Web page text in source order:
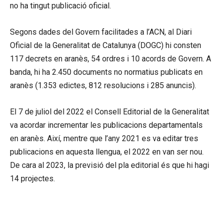
no ha tingut publicació oficial.
Segons dades del Govern facilitades a l’ACN, al Diari
Oficial de la Generalitat de Catalunya (DOGC) hi consten
117 decrets en aranès, 54 ordres i 10 acords de Govern. A
banda, hi ha 2.450 documents no normatius publicats en
aranès (1.353 edictes, 812 resolucions i 285 anuncis).
El 7 de juliol del 2022 el Consell Editorial de la Generalitat
va acordar incrementar les publicacions departamentals
en aranès. Així, mentre que l’any 2021 es va editar tres
publicacions en aquesta llengua, el 2022 en van ser nou.
De cara al 2023, la previsió del pla editorial és que hi hagi
14 projectes.